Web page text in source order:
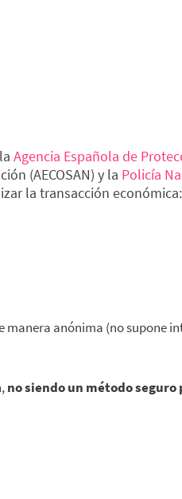
Agencia Española de
(AECOSAN) y la Policía
la transacción
manera anónima (no supone
no siendo un método